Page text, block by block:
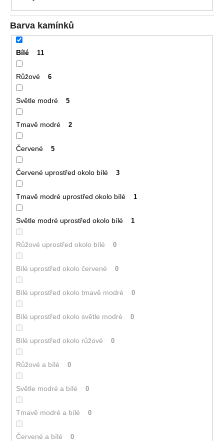
Barva kamínků
Bílé 11
Růžové 6
Světle modré 5
Tmavě modré 2
Červené 5
Červené uprostřed okolo bílé 3
Tmavě modré uprostřed okolo bílé 1
Světle modré uprostřed okolo bílé 1
Růžové uprostřed okolo bílé 0
Bílé uprostřed okolo červené 0
Bílé uprostřed okolo tmavě modré 0
Bílé uprostřed okolo světle modré 0
Bílé uprostřed okolo růžové 0
Růžové a bílé 0
Světle modré a bílé 0
Tmavě modré a bílé 0
Červené a bílé 0